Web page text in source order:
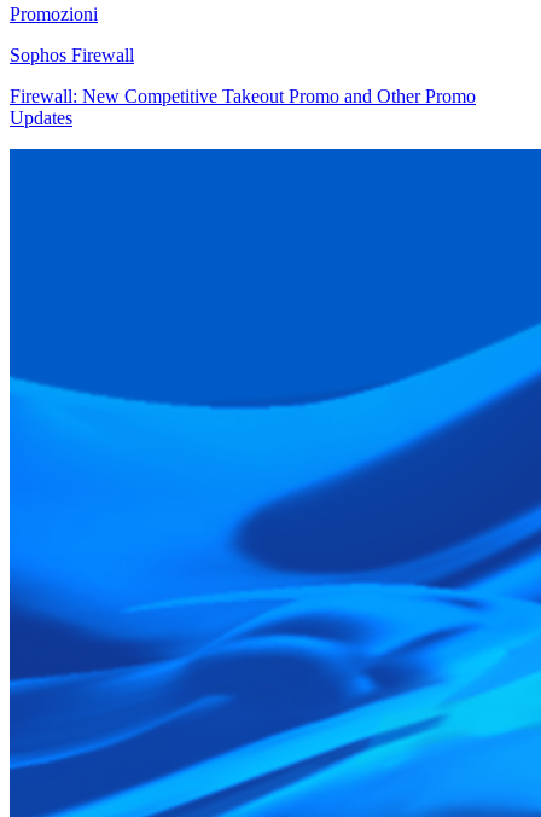
Promozioni
Sophos Firewall
Firewall: New Competitive Takeout Promo and Other Promo
Updates